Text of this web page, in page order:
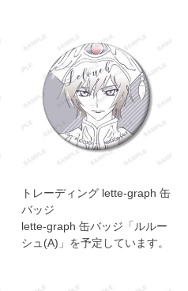
トレーディング lette-graph 缶
バッジ
lette-graph 缶バッジ「ルルー
シュ(A)」を予定しています。